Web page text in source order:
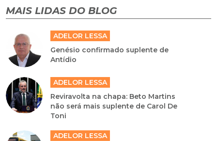
MAIS LIDAS DO BLOG
ADELOR LESSA
Genésio confirmado suplente de
Antídio
ADELOR LESSA
Reviravolta na chapa: Beto Martins
não será mais suplente de Carol De
Toni
ADELOR LESSA